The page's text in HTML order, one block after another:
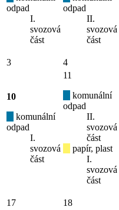
odpad
I.
svozová
část
odpad
II.
svozová
část
3 4
10
komunální
odpad
I.
svozová
část
11
komunální
odpad
II.
svozová
část
papír, plast
I.
svozová
část
17 18